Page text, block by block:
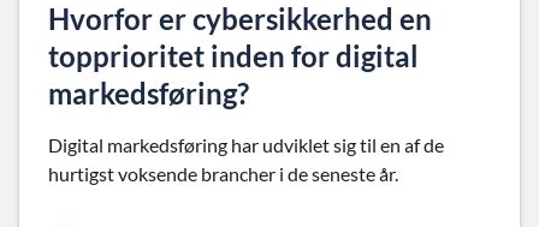
Hvorfor er cybersikkerhed en
topprioritet inden for digital
markedsføring?
Digital markedsføring har udviklet sig til en af de
hurtigst voksende brancher i de seneste år.